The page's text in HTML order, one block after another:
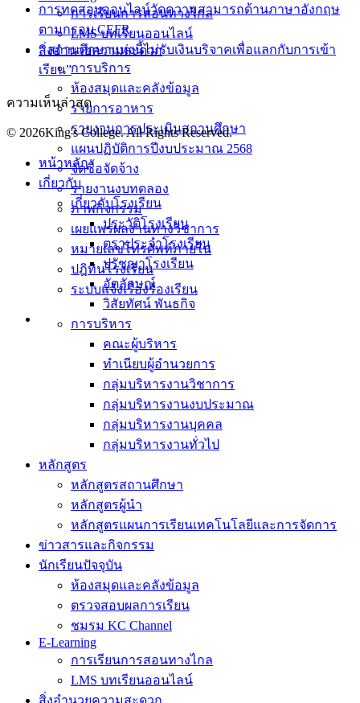
การเรียนการสอนทางไกล
LMS บทเรียนออนไลน์
สิ่งอำนวยความสะดวก
การบริการ
ห้องสมุดและคลังข้อมูล
รายการอาหาร
รายงานการประเมินสถานศึกษา
แผนปฏิบัติการปีงบประมาณ 2568
จัดซื้อจัดจ้าง
รายงานงบทดลอง
ภาพกิจกรรม
เผยแพร่ผลงานทางวิชาการ
หมายเลขโทรศัพท์ภายใน
ปฎิทินโรงเรียน
ระบบแจ้งเรื่องร้องเรียน
การทดสอบออนไลน์วัดความสามารถด้านภาษาอังกฤษ
ตามกรอบ CEFR
“ สถานศึกษาแห่งนี้ไม่รับเงินบริจาคเพื่อแลกกับการเข้า
เรียน”
ความเห็นล่าสุด
© 2026King's College. All Rights Reserved.
หน้าหลัก
เกี่ยวกับ
เกี่ยวกับโรงเรียน
ประวัติโรงเรียน
ตราประจำโรงเรียน
ปรัชญาโรงเรียน
อัตลักษณ์
วิสัยทัศน์ พันธกิจ
การบริหาร
คณะผู้บริหาร
ทำเนียบผู้อำนวยการ
กลุ่มบริหารงานวิชาการ
กลุ่มบริหารงานงบประมาณ
กลุ่มบริหารงานบุคคล
กลุ่มบริหารงานทั่วไป
หลักสูตร
หลักสูตรสถานศึกษา
หลักสูตรผู้นำ
หลักสูตรแผนการเรียนเทคโนโลยีและการจัดการ
ข่าวสารและกิจกรรม
นักเรียนปัจจุบัน
ห้องสมุดและคลังข้อมูล
ตรวจสอบผลการเรียน
ชมรม KC Channel
E-Learning
การเรียนการสอนทางไกล
LMS บทเรียนออนไลน์
สิ่งอำนวยความสะดวก